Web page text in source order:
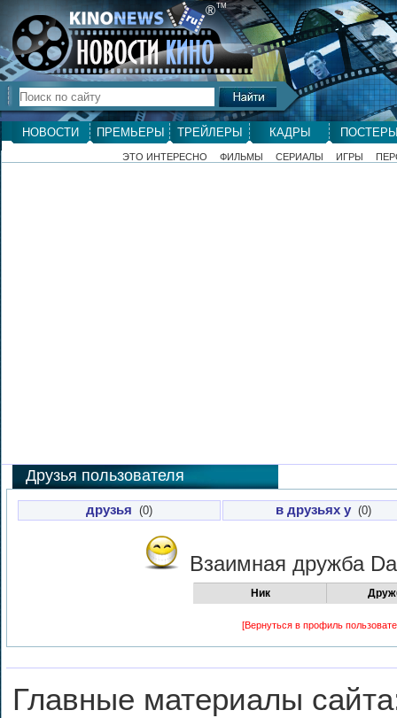
®ТМ
НОВОСТИ ПРЕМЬЕРЫ ТРЕЙЛЕРЫ КАДРЫ
ЭТО ИНТЕРЕСНО ФИЛЬМЫ СЕРИАЛЫ ИГРЫ
Друзья пользователя
друзья (0) в друзьях у (0)
Взаимная дружба
Ник
[Вернуться в профиль
Главные материалы